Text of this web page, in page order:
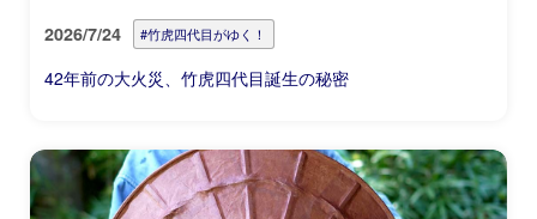
2026/7/24 #竹虎四代目がゆく！
42年前の大火災、竹虎四代目誕生の秘密